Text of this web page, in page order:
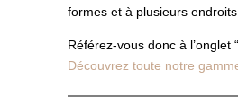
formes et à plusieurs endroits.
Référez-vous donc à l’onglet
Découvrez toute notre